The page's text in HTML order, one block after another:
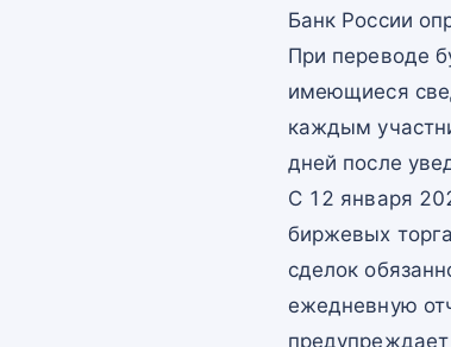
Банк России
При переводе
имеющиеся
каждым
дней после
С 12 января
биржевых
сделок
ежедневную